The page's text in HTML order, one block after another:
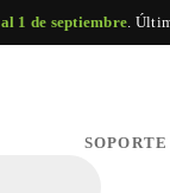
1 de septiembre.